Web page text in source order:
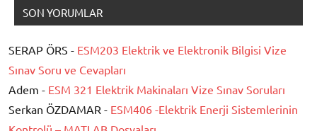
SON YORUMLAR
SERAP ÖRS - ESM203 Elektrik ve Elektronik Bilgisi Vize
Sınav Soru ve Cevapları
Adem - ESM 321 Elektrik Makinaları Vize Sınav Soruları
Serkan ÖZDAMAR - ESM406 -Elektrik Enerji Sistemlerinin